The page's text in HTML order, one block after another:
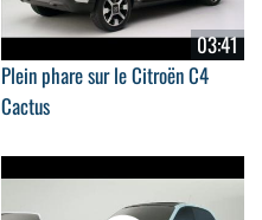
03:41
Plein phare sur le Citroën C4
Cactus